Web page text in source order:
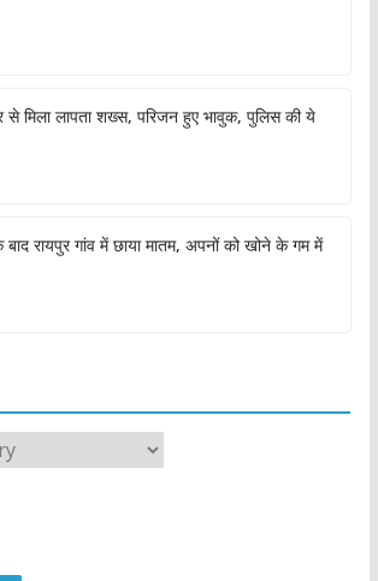
से मिला लापता शख्स, परिजन हुए भावुक, पुलिस की ये
रायपुर गांव में छाया मातम, अपनों को खोने के गम में